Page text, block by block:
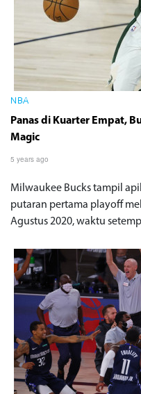
NBA
Panas di Kuarter Empat,
Magic
5 years ago
Milwaukee Bucks tampil
putaran pertama playoff
Agustus 2020, waktu